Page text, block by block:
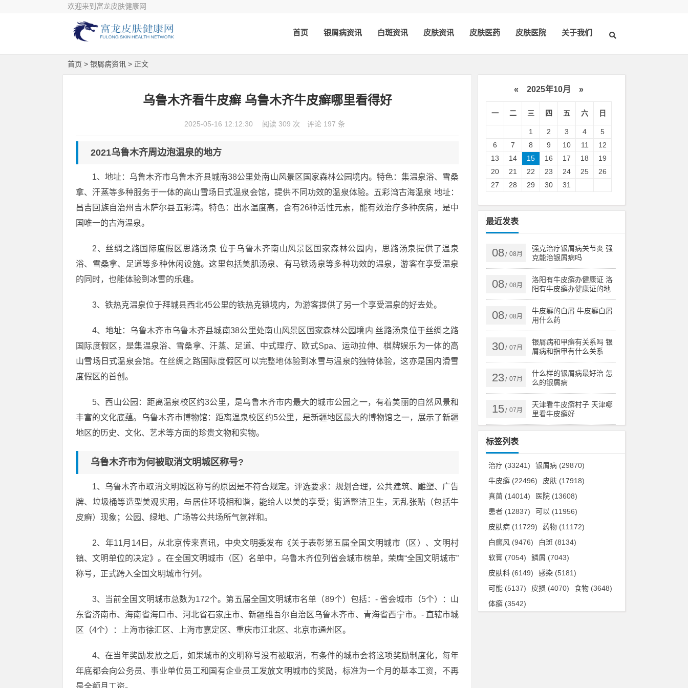
欢迎来到富龙皮肤健康网
首页 银屑病资讯 白斑资讯 皮肤资讯 皮肤医药 皮肤医院 关于我们
首页 > 银屑病资讯 > 正文
乌鲁木齐看牛皮癣 乌鲁木齐牛皮癣哪里看得好
2025-05-16 12:12:30 阅读 309 次 评论 197 条
2021乌鲁木齐周边泡温泉的地方
1、地址：乌鲁木齐市乌鲁木齐县城南38公里处南山风景区国家森林公园境内。特色：集温泉浴、雪桑
拿、汗蒸等多种服务于一体的高山雪场日式温泉会馆，提供不同功效的温泉体验。五彩湾古海温泉 地址：
昌吉回族自治州吉木萨尔县五彩湾。特色：出水温度高，含有26种活性元素，能有效治疗多种疾病，是中
国唯一的古海温泉。
2、丝绸之路国际度假区思路汤泉 位于乌鲁木齐南山风景区国家森林公园内，思路汤泉提供了温泉
浴、雪桑拿、足道等多种休闲设施。这里包括美肌汤泉、有马铁汤泉等多种功效的温泉，游客在享受温泉
的同时，也能体验到冰雪的乐趣。
3、铁热克温泉位于拜城县西北45公里的铁热克镇境内，为游客提供了另一个享受温泉的好去处。
4、地址：乌鲁木齐市乌鲁木齐县城南38公里处南山风景区国家森林公园境内 丝路汤泉位于丝绸之路
国际度假区，是集温泉浴、雪桑拿、汗蒸、足道、中式理疗、欧式Spa、运动拉伸、棋牌娱乐为一体的高
山雪场日式温泉会馆。在丝绸之路国际度假区可以完整地体验到冰雪与温泉的独特体验，这亦是国内滑雪
度假区的首创。
5、西山公园：距离温泉校区约3公里，是乌鲁木齐市内最大的城市公园之一，有着美丽的自然风景和
丰富的文化底蕴。乌鲁木齐市博物馆：距离温泉校区约5公里，是新疆地区最大的博物馆之一，展示了新疆
地区的历史、文化、艺术等方面的珍贵文物和实物。
乌鲁木齐市为何被取消文明城区称号?
1、乌鲁木齐市取消文明城区称号的原因是不符合规定。评选要求：规划合理，公共建筑、雕塑、广告
牌、垃圾桶等造型美观实用，与居住环境相和谐，能给人以美的享受；街道整洁卫生，无乱张贴（包括牛
皮癣）现象；公园、绿地、广场等公共场所气氛祥和。
2、年11月14日，从北京传来喜讯，中央文明委发布《关于表彰第五届全国文明城市（区）、文明村
镇、文明单位的决定》。在全国文明城市（区）名单中，乌鲁木齐位列省会城市榜单，荣膺“全国文明城市”
称号，正式跨入全国文明城市行列。
3、当前全国文明城市总数为172个。第五届全国文明城市名单（89个）包括：- 省会城市（5个）：山
东省济南市、海南省海口市、河北省石家庄市、新疆维吾尔自治区乌鲁木齐市、青海省西宁市。- 直辖市城
区（4个）：上海市徐汇区、上海市嘉定区、重庆市江北区、北京市通州区。
4、在当年奖励发放之后，如果城市的文明称号没有被取消，有条件的城市会将这项奖励制度化，每年
年底都会向公务员、事业单位员工和国有企业员工发放文明城市的奖励，标准为一个月的基本工资，不再
是全额月工资。
« 2025年10月 »
一 二 三 四 五 六 日
1 2 3 4
5
6
7 8 9 10 11
12
13
14 15 16 17 18
19
20
21 22 23 24 25
26
27
28 29 30 31
最近发表
08/ 08月
强克治疗银屑病关节炎 强
克能治银屑病吗
08/ 08月
洛阳有牛皮癣办健康证 洛
阳有牛皮癣办健康证的地
方吗
08/ 08月
牛皮癣的白屑 牛皮癣白屑
用什么药
30/ 07月
银屑病和甲癣有关系吗 银
屑病和指甲有什么关系
23/ 07月
什么样的银屑病最好治 怎
么的银屑病
15/ 07月
天津看牛皮癣村子 天津哪
里看牛皮癣好
标签列表
治疗 (33241) 银屑病 (29870)
牛皮癣 (22496) 皮肤 (17918)
真菌 (14014) 医院 (13608)
患者 (12837) 可以 (11956)
皮肤病 (11729) 药物 (11172)
白癜风 (9476) 白斑 (8134)
软膏 (7054) 鳞屑 (7043)
皮肤科 (6149) 感染 (5181)
可能 (5137) 皮损 (4070) 食物 (3648)
体癣 (3542)